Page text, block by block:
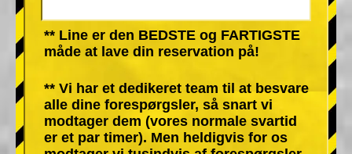
** Line er den BEDSTE og FARTIGSTE
måde at lave din reservation på!
** Vi har et dedikeret team til at besvare
alle dine forespørgsler, så snart vi
modtager dem (vores normale svartid
er et par timer). Men heldigvis for os